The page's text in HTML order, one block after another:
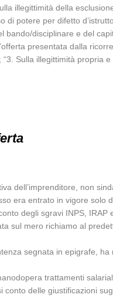
illegittimità della
potere per difetto
disciplinare e del
presentata dalla
Sulla illegittimità propria
dell’imprenditore, non
era entrato in vigore solo
degli sgravi INPS,
sul mero richiamo al
segnata in epigrafe,
trattamenti
delle giustificazioni